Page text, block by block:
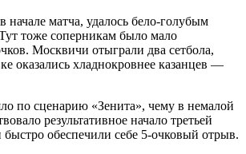
начале матча, удалось бело-голубым
тоже соперникам было мало
Москвичи отыграли два сетбола,
оказались хладнокровнее казанцев —
по сценарию «Зенита», чему в немалой
результативное начало третьей
быстро обеспечили себе 5-очковый отрыв.